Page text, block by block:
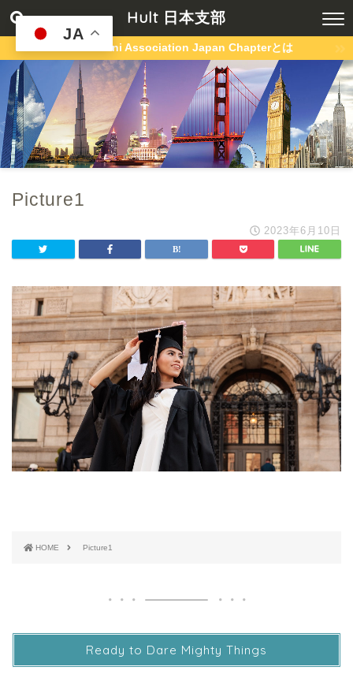
Hult 日本支部
Hult Alumni Association Japan Chapterとは
Picture1
2023年6月10日
HOME Picture1
Ready to Dare Mighty Things
JA